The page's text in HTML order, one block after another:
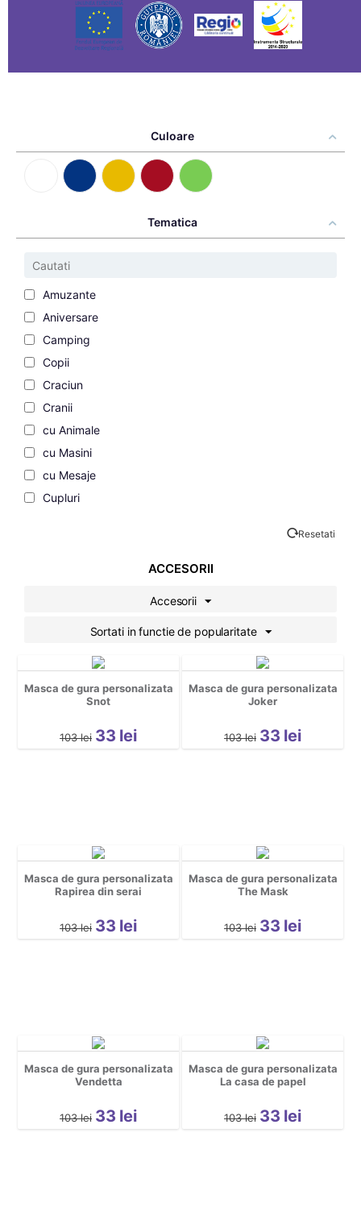
Culoare
Tematica
Amuzante
Aniversare
Camping
Copii
Craciun
Cranii
cu Animale
cu Masini
cu Mesaje
Cupluri
Filme si Seriale
Halloween
Personaje
personalizate
Petrecerea Burlacilor
Romanesti
Sarbatori
Sport
Resetati
ACCESORII
Accesorii
Sortati in functie de popularitate
Masca de gura personalizata
Snot
103 lei 33 lei
Masca de gura personalizata
Joker
103 lei 33 lei
Masca de gura personalizata
Rapirea din serai
103 lei 33 lei
Masca de gura personalizata
The Mask
103 lei 33 lei
Masca de gura personalizata
Vendetta
103 lei 33 lei
Masca de gura personalizata
La casa de papel
103 lei 33 lei